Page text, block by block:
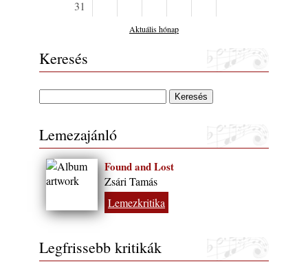
gyermekeik – 42. rész: Vörös László +
Vörösné Strausz Eszter + Vörös Bence
The Next Generation — 11. rész: Horváth
Szabolcs
Eged Márton: Old Songs
FREE JAZZ ALBUMS 2026 - 134. rész
2026. július 16.
A free jazz kiemelkedő alakjai - 79. rész:
Marion Brown
2026. július 13.
31
Aktuális hónap
Keresés
Lemezajánló
Found and Lost
Zsári Tamás
Lemezkritika
Legfrissebb kritikák